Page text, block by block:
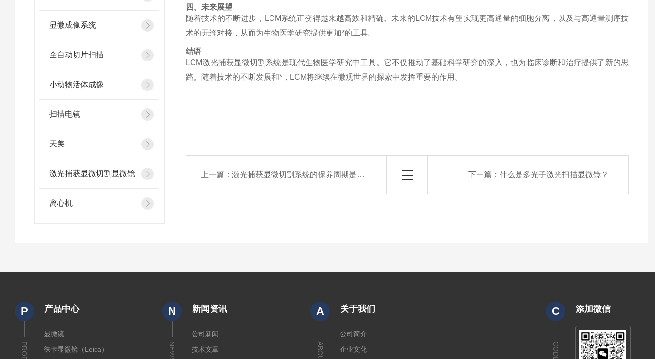
显微成像系统
全自动切片扫描
小动物活体成像
扫描电镜
天美
激光捕获显微切割显微镜
离心机
四、未来展望
随着技术的不断进步， LCM系统正变得越来越高效和精确。未来的 LCM技术有望实现更高通量的细胞分离，以及与高通量测序技
术的无缝对接，从而为生物医学研究提供更加*的工具。
结语
LCM激光捕获显微切割系统是现代生物医学研究中工具。它不仅推动了基础科学研究的深入，也为临床诊断和治疗提供了新的思
路。随着技术的不断发展和*， LCM将继续在微观世界的探索中发挥重要的作用。
上一篇：激光捕获显微切割系统的保养周期是多久 下一篇： 什么是多光子激光扫描显微镜？
P 产品中心
显微镜
徕卡显微镜（Leica）
N
NEWS
新闻资讯
公司新闻
技术文章
A 关于我们
公司简介
企业文化
C
CODE
添加微信